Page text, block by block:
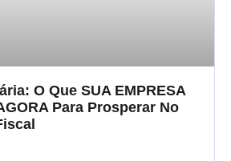
O Que SUA EMPRESA
Para Prosperar No